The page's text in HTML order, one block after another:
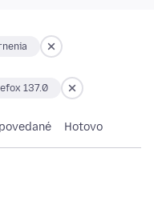
137.0
Hotovo